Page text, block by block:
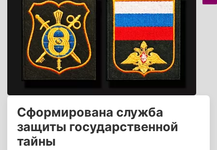
Сформирована служба
защиты государственной
тайны